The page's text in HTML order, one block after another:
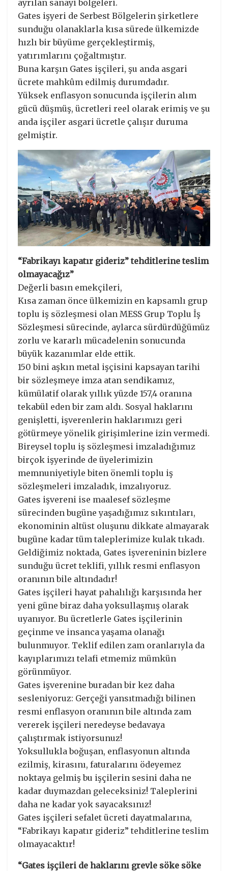
ayrılan sanayi bölgeleri.
Gates işyeri de Serbest Bölgelerin şirketlere
sunduğu olanaklarla kısa sürede ülkemizde
hızlı bir büyüme gerçekleştirmiş,
yatırımlarını çoğaltmıştır.
Buna karşın Gates işçileri, şu anda asgari
ücrete mahkûm edilmiş durumdadır.
Yüksek enflasyon sonucunda işçilerin alım
gücü düşmüş, ücretleri reel olarak erimiş ve şu
anda işçiler asgari ücretle çalışır duruma
gelmiştir.
“Fabrikayı kapatır gideriz” tehditlerine teslim
olmayacağız”
Değerli basın emekçileri,
Kısa zaman önce ülkemizin en kapsamlı grup
toplu iş sözleşmesi olan MESS Grup Toplu İş
Sözleşmesi sürecinde, aylarca sürdürdüğümüz
zorlu ve kararlı mücadelenin sonucunda
büyük kazanımlar elde ettik.
150 bini aşkın metal işçisini kapsayan tarihi
bir sözleşmeye imza atan sendikamız,
kümülatif olarak yıllık yüzde 157,4 oranına
tekabül eden bir zam aldı. Sosyal haklarını
genişletti, işverenlerin haklarımızı geri
götürmeye yönelik girişimlerine izin vermedi.
Bireysel toplu iş sözleşmesi imzaladığımız
birçok işyerinde de üyelerimizin
memnuniyetiyle biten önemli toplu iş
sözleşmeleri imzaladık, imzalıyoruz.
Gates işvereni ise maalesef sözleşme
sürecinden bugüne yaşadığımız sıkıntıları,
ekonominin altüst oluşunu dikkate almayarak
bugüne kadar tüm taleplerimize kulak tıkadı.
Geldiğimiz noktada, Gates işvereninin bizlere
sunduğu ücret teklifi, yıllık resmi enflasyon
oranının bile altındadır!
Gates işçileri hayat pahalılığı karşısında her
yeni güne biraz daha yoksullaşmış olarak
uyanıyor. Bu ücretlerle Gates işçilerinin
geçinme ve insanca yaşama olanağı
bulunmuyor. Teklif edilen zam oranlarıyla da
kayıplarımızı telafi etmemiz mümkün
görünmüyor.
Gates işverenine buradan bir kez daha
sesleniyoruz: Gerçeği yansıtmadığı bilinen
resmi enflasyon oranının bile altında zam
vererek işçileri neredeyse bedavaya
çalıştırmak istiyorsunuz!
Yoksullukla boğuşan, enflasyonun altında
ezilmiş, kirasını, faturalarını ödeyemez
noktaya gelmiş bu işçilerin sesini daha ne
kadar duymazdan geleceksiniz! Taleplerini
daha ne kadar yok sayacaksınız!
Gates işçileri sefalet ücreti dayatmalarına,
“Fabrikayı kapatır gideriz” tehditlerine teslim
olmayacaktır!
“Gates işçileri de haklarını grevle söke söke